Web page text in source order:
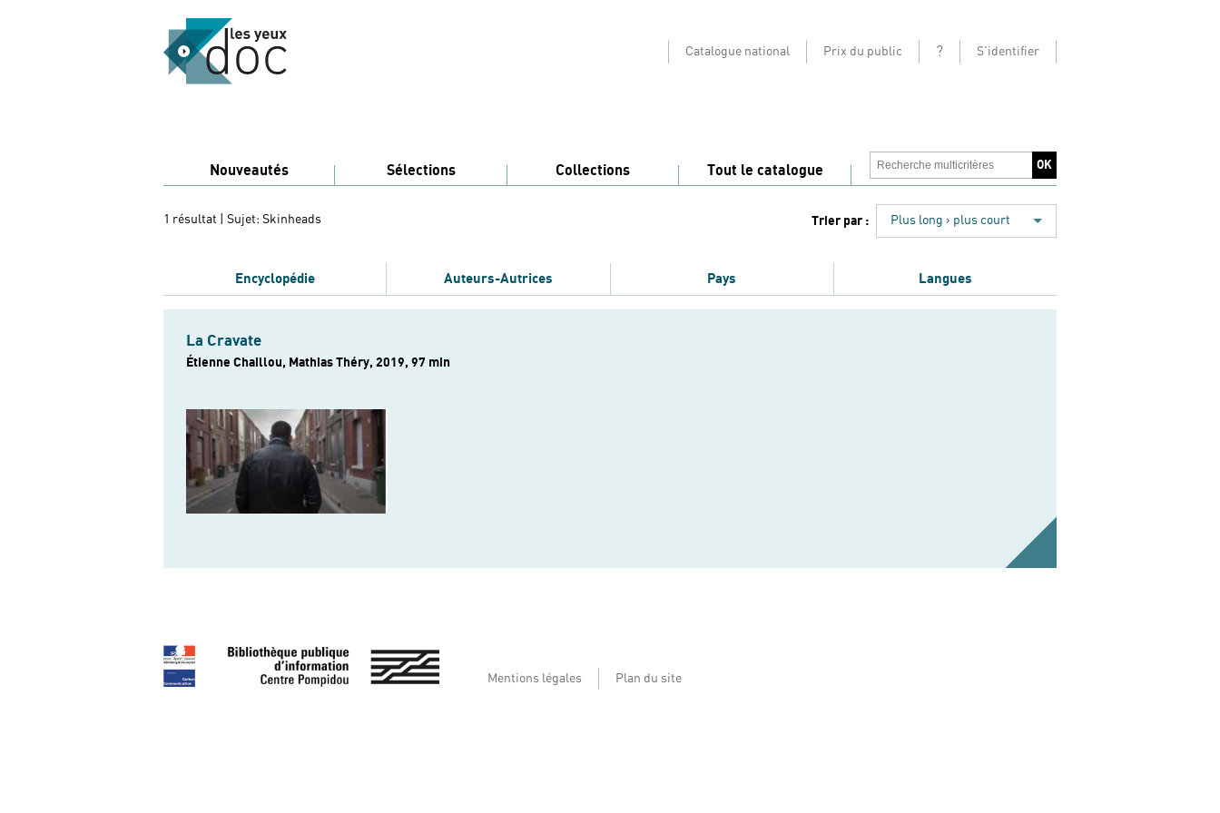
Catalogue national Prix du public ? S'identifier
Nouveautés Sélections Collections Tout le catalogue
1 résultat | Sujet: Skinheads Trier par : Plus long › plus court
Encyclopédie Auteurs-Autrices Pays Langues
La Cravate
Étienne Chaillou, Mathias Théry, 2019, 97 min
Mentions légales Plan du site